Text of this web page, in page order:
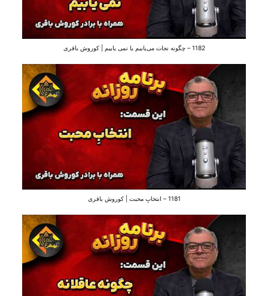
1182 – چگونه نجات می‌‌یابیم یا نمی یابیم | کوروش باقری
1181 – انتخابِ محبت | کوروش باقری